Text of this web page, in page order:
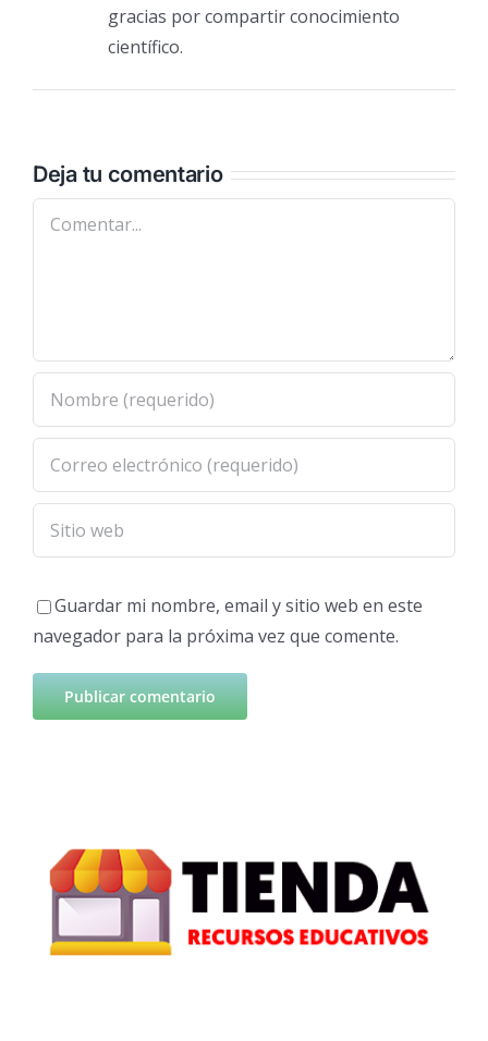
gracias por compartir conocimiento
científico.
Deja tu comentario
Comentar
Guardar mi nombre, email y sitio web en este
navegador para la próxima vez que comente.